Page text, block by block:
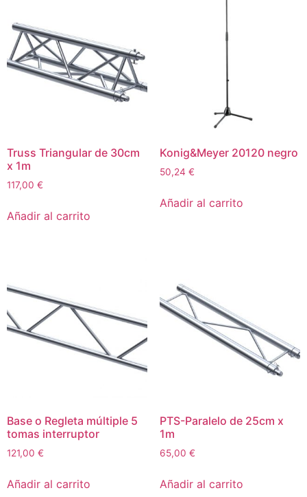
Truss Triangular de 30cm
x 1m
117,00 €
Añadir al carrito
Konig&Meyer 20120 negro
50,24 €
Añadir al carrito
Base o Regleta múltiple 5
tomas interruptor
121,00 €
Añadir al carrito
PTS-Paralelo de 25cm x
1m
65,00 €
Añadir al carrito